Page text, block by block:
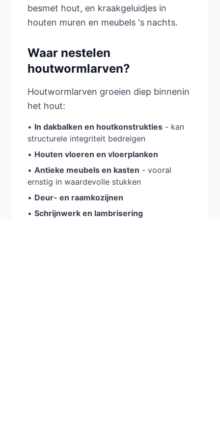
besmet hout, en kraakgeluidjes in
houten muren en meubels 's nachts.
Waar nestelen
houtwormlarven?
Houtwormlarven groeien diep binnenin
het hout:
• In dakbalken en houtkonstrukties - kan
structurele integriteit bedreigen
• Houten vloeren en vloerplanken
• Antieke meubels en kasten - vooral
ernstig in waardevolle stukken
• Deur- en raamkozijnen
• Schrijnwerk en lambrisering